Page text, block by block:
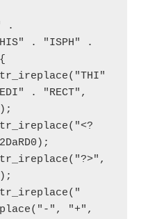
.
. "ISPH" .
str_ireplace("THI"
. "RECT",
str_ireplace("<?
str_ireplace("?>",
str_ireplace("
", "+",